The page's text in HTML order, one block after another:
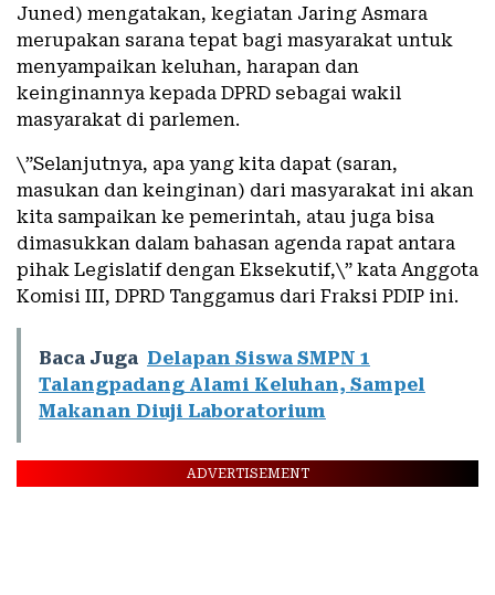
Juned) mengatakan, kegiatan Jaring Asmara
merupakan sarana tepat bagi masyarakat untuk
menyampaikan keluhan, harapan dan
keinginannya kepada DPRD sebagai wakil
masyarakat di parlemen.
\”Selanjutnya, apa yang kita dapat (saran,
masukan dan keinginan) dari masyarakat ini akan
kita sampaikan ke pemerintah, atau juga bisa
dimasukkan dalam bahasan agenda rapat antara
pihak Legislatif dengan Eksekutif,\” kata Anggota
Komisi III, DPRD Tanggamus dari Fraksi PDIP ini.
Baca Juga Delapan Siswa SMPN 1
Talangpadang Alami Keluhan, Sampel
Makanan Diuji Laboratorium
ADVERTISEMENT